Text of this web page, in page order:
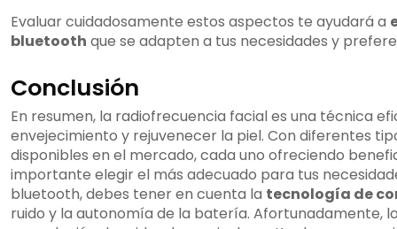
Evaluar cuidadosamente estos aspectos te ayudará a
bluetooth que se adapten a tus necesidades y
Conclusión
En resumen, la radiofrecuencia facial es una técnica
envejecimiento y rejuvenecer la piel. Con diferentes
disponibles en el mercado, cada uno ofreciendo
importante elegir el más adecuado para tus
bluetooth, debes tener en cuenta la tecnología de
ruido y la autonomía de la batería. Afortunadamente,